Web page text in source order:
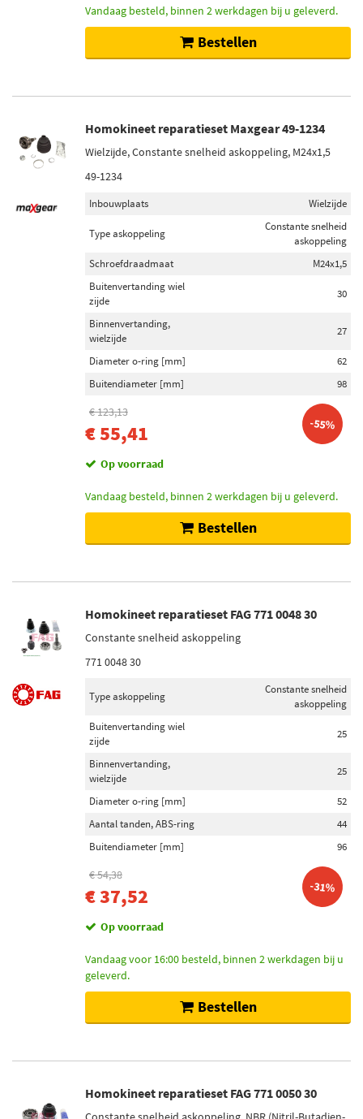
Vandaag besteld, binnen 2 werkdagen bij u geleverd.
Bestellen
Homokineet reparatieset Maxgear 49-1234
Wielzijde, Constante snelheid askoppeling, M24x1,5
49-1234
Inbouwplaats Wielzijde
Type askoppeling
Constante snelheid
askoppeling
Schroefdraadmaat
M24x1,5
Buitenvertanding wiel
zijde
30
Binnenvertanding,
wielzijde
27
Diameter o-ring [mm]
62
Buitendiameter [mm]
98
€ 123,13
€ 55,41 -55%
Op voorraad
Vandaag besteld, binnen 2 werkdagen bij u geleverd.
Bestellen
Homokineet reparatieset FAG 771 0048 30
Constante snelheid askoppeling
771 0048 30
Type askoppeling
Constante snelheid
askoppeling
Buitenvertanding wiel
zijde
25
Binnenvertanding,
wielzijde
25
Diameter o-ring [mm]
52
Aantal tanden, ABS-ring
44
Buitendiameter [mm]
96
€ 54,38
€ 37,52 -31%
Op voorraad
Vandaag voor 16:00 besteld, binnen 2 werkdagen bij u
geleverd.
Bestellen
Homokineet reparatieset FAG 771 0050 30